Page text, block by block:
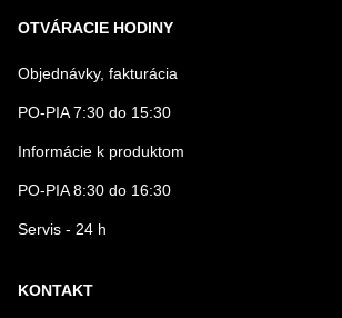
OTVÁRACIE HODINY
Objednávky, fakturácia
PO-PIA 7:30 do 15:30
Informácie k produktom
PO-PIA 8:30 do 16:30
Servis - 24 h
KONTAKT